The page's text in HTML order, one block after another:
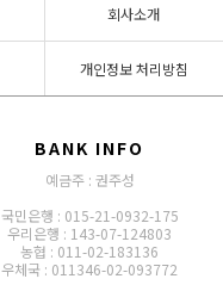
회사소개
개인정보 처리방침
BANK INFO
예금주 : 권주성
국민은행 : 015-21-0932-175
우리은행 : 143-07-124803
농협 : 011-02-183136
우체국 : 011346-02-093772